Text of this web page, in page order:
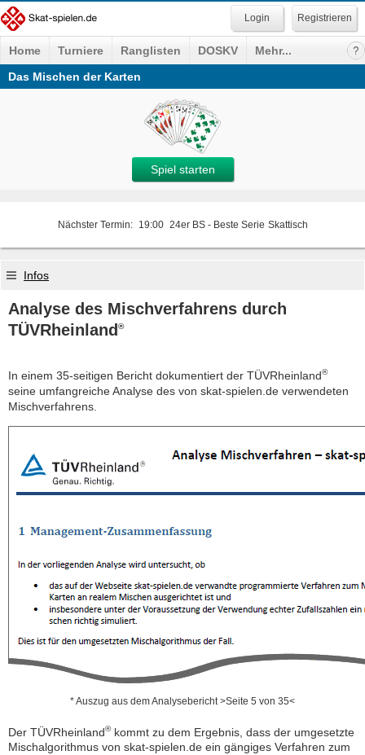
Registrieren
Home Turniere Ranglisten DOSKV
Mehr...
Das Mischen der Karten
Spiel starten
Nächster Termin: 19:00 24er BS - Beste Serie Skattisch
Infos
Analyse des Mischverfahrens durch
TÜVRheinland ®
In einem 35-seitigen Bericht dokumentiert der TÜVRheinland®
seine umfangreiche Analyse des von skat-spielen.de verwendeten
Mischverfahrens.
* Auszug aus dem Analysebericht >Seite 5 von 35<
Der TÜVRheinland®kommt zu dem Ergebnis, dass der umgesetzte
Mischalgorithmus von skat-spielen.de ein gängiges Verfahren zum